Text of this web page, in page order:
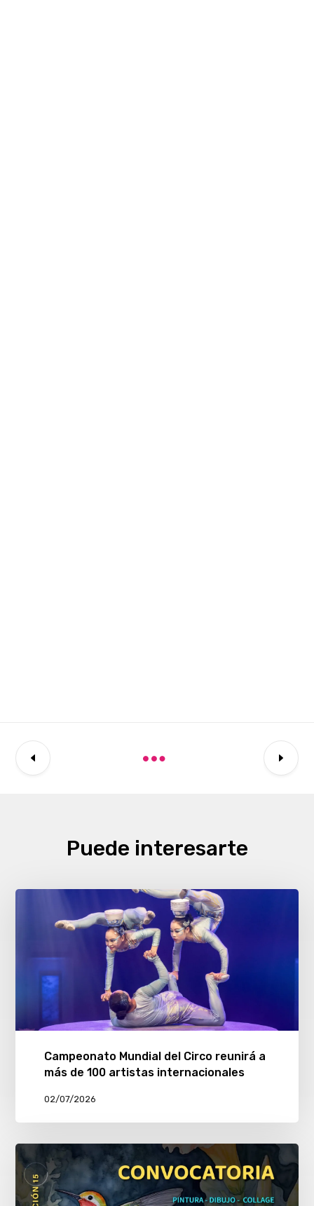
Puede interesarte
Campeonato Mundial del Circo reunirá a
más de 100 artistas internacionales
02/07/2026